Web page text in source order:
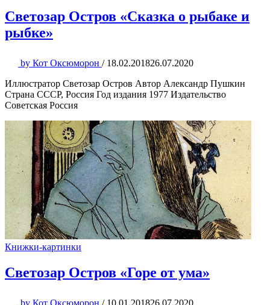
Светозар Остров «Сказка о рыбаке и
рыбке»
by Кот Оксюморон / 18.02.201826.07.2020
Иллюстратор Светозар Остров Автор Александр Пушкин
Страна СССР, Россия Год издания 1977 Издательство
Советская Россия
Книжки-картинки
Светозар Остров «Горе от ума»
by Кот Оксюморон / 10.01.201826.07.2020